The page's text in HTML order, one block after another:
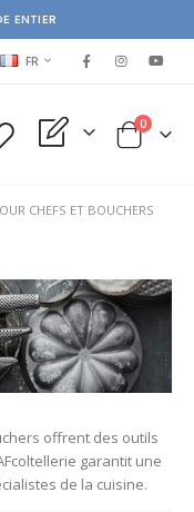
ENTIER
LANGUAGE
FR
My Quote Cart
0items
CHEFS ET BOUCHERS
offrent des outils
garantit une
de la cuisine.